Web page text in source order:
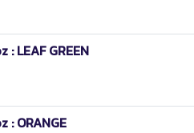
LEAF GREEN
ORANGE